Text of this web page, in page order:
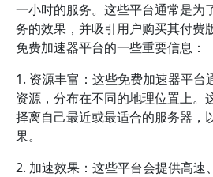
一小时的服务。这些平台通常是为
务的效果，并吸引用户购买其付费
免费加速器平台的一些重要信息：
1. 资源丰富：这些免费加速器平台
资源，分布在不同的地理位置上。
择离自己最近或最适合的服务器，
果。
2. 加速效果：这些平台会提供高速